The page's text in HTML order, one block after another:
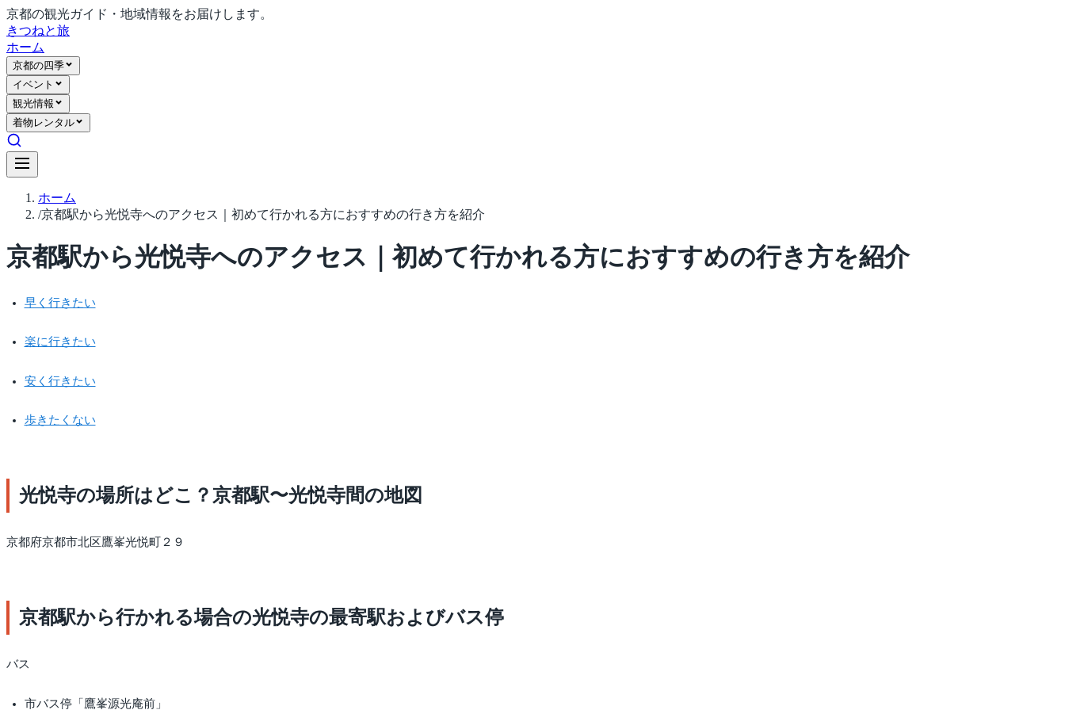
京都の観光ガイド・地域情報をお届けします。
きつねと旅
ホーム
京都の四季
イベント
観光情報
着物レンタル
ホーム
/京都駅から光悦寺へのアクセス｜初めて行かれる方におすすめの行き方を紹介
京都駅から光悦寺へのアクセス｜初めて行かれる方におすすめの行き方を紹介
早く行きたい
楽に行きたい
安く行きたい
歩きたくない
光悦寺の場所はどこ？京都駅〜光悦寺間の地図
京都府京都市北区鷹峯光悦町２９
京都駅から行かれる場合の光悦寺の最寄駅およびバス停
バス
市バス停「鷹峯源光庵前」